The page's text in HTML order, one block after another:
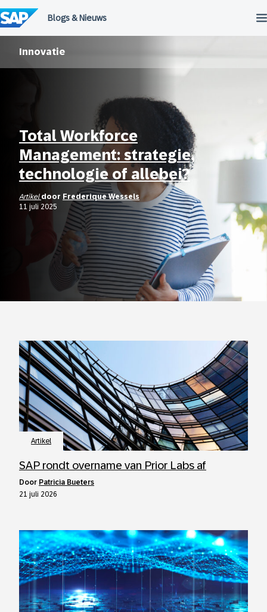
naar
de
inhoud
Innovatie
Total Workforce
Management: strategie,
technologie of allebei?
Artikel door Frederique Wessels
11 juli 2025
Artikel
SAP rondt overname van Prior Labs af
door Patricia Bueters
21 juli 2026